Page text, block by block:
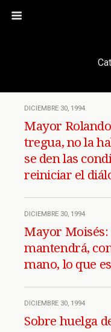
DICIEMBRE 30, 1994
Mayor
tregua, no la
se den las
reiniciar el
DICIEMBRE 30, 1994
Mayor Moisés:
mantendrá,
mano, lo que
DICIEMBRE 30, 1994
Sobre huelga